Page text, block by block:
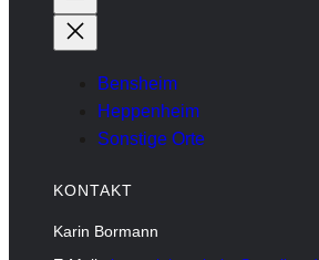
Bensheim
Heppenheim
Sonstige Orte
KONTAKT
Karin Bormann